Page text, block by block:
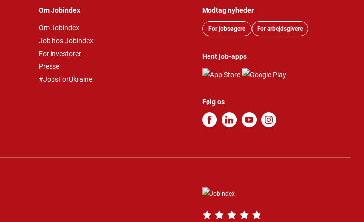
Om Jobindex
Om Jobindex
Job hos Jobindex
For investorer
Presse
#JobsForUkraine
Modtag nyheder
For jobsøgere For arbejdsgivere
Hent job-apps
Følg os